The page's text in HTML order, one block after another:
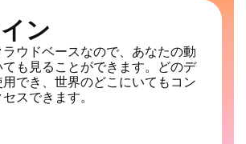
ン
ウドベースなので、あなたの動
も見ることができます。どのデ
でき、世界のどこにいてもコン
スできます。